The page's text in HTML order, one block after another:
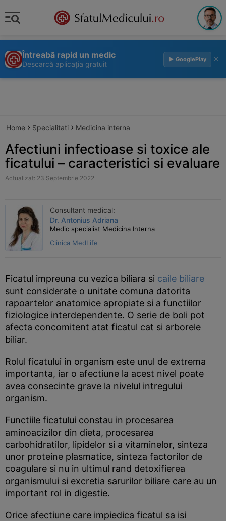
Întreabă rapid un medic
Descarcă aplicația gratuit
▶ GooglePlay ×
Home › Specialitati › Medicina interna
Afectiuni infectioase si toxice ale
ficatului – caracteristici si evaluare
Actualizat: 23 Septembrie 2022
Consultant medical:
Dr. Antonius Adriana
Medic specialist Medicina Interna
Clinica MedLife
Ficatul impreuna cu vezica biliara si caile biliare
sunt considerate o unitate comuna datorita
rapoartelor anatomice apropiate si a functiilor
fiziologice interdependente. O serie de boli pot
afecta concomitent atat ficatul cat si arborele
biliar.
Rolul ficatului in organism este unul de extrema
importanta, iar o afectiune la acest nivel poate
avea consecinte grave la nivelul intregului
organism.
Functiile ficatului constau in procesarea
aminoacizilor din dieta, procesarea
carbohidratilor, lipidelor si a vitaminelor, sinteza
unor proteine plasmatice, sinteza factorilor de
coagulare si nu in ultimul rand detoxifierea
organismului si excretia sarurilor biliare care au un
important rol in digestie.
Orice afectiune care impiedica ficatul sa isi